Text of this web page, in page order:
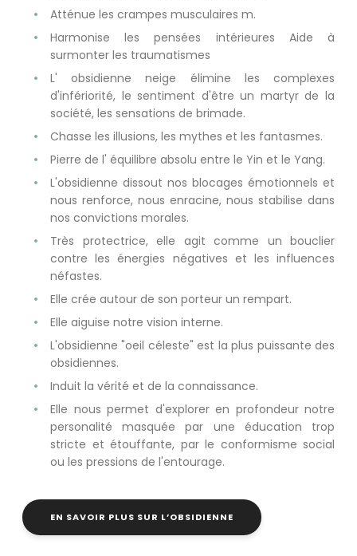
Atténue les crampes musculaires m.
Harmonise les pensées intérieures Aide à
surmonter les traumatismes
L' obsidienne neige élimine les complexes
d'infériorité, le sentiment d'être un martyr de la
société, les sensations de brimade.
Chasse les illusions, les mythes et les fantasmes.
Pierre de l' équilibre absolu entre le Yin et le Yang.
L'obsidienne dissout nos blocages émotionnels et
nous renforce, nous enracine, nous stabilise dans
nos convictions morales.
Très protectrice, elle agit comme un bouclier
contre les énergies négatives et les influences
néfastes.
Elle crée autour de son porteur un rempart.
Elle aiguise notre vision interne.
L'obsidienne "oeil céleste" est la plus puissante des
obsidiennes.
Induit la vérité et de la connaissance.
Elle nous permet d'explorer en profondeur notre
personalité masquée par une éducation trop
stricte et étouffante, par le conformisme social
ou les pressions de l'entourage.
EN SAVOIR PLUS SUR L’OBSIDIENNE